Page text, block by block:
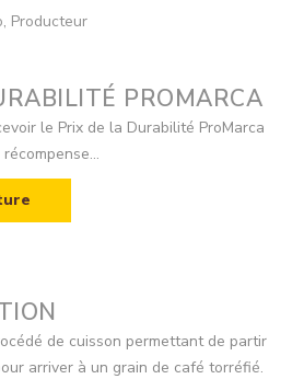
, Producteur
PROMARCA
le Prix de la Durabilité ProMarca
de cuisson permettant de partir
arriver à un grain de café torréfié.